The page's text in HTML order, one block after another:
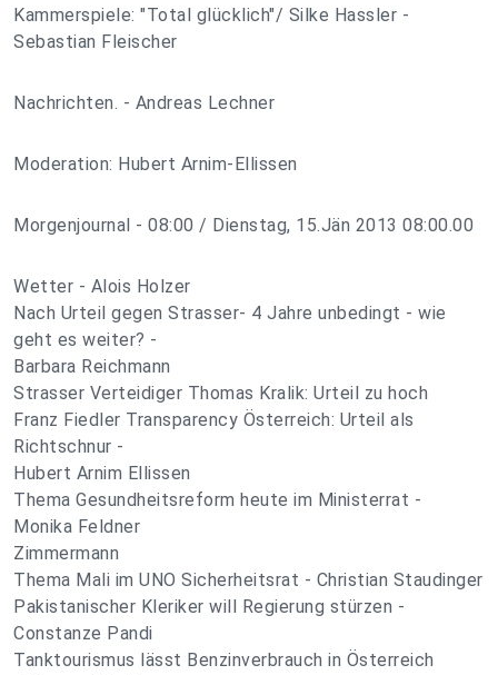
Kammerspiele: "Total glücklich"/ Silke Hassler -
Sebastian Fleischer
Nachrichten. - Andreas Lechner
Moderation: Hubert Arnim-Ellissen
Morgenjournal - 08:00 / Dienstag, 15.Jän 2013 08:00.00
Wetter - Alois Holzer
Nach Urteil gegen Strasser- 4 Jahre unbedingt - wie
geht es weiter? -
Barbara Reichmann
Strasser Verteidiger Thomas Kralik: Urteil zu hoch
Franz Fiedler Transparency Österreich: Urteil als
Richtschnur -
Hubert Arnim Ellissen
Thema Gesundheitsreform heute im Ministerrat -
Monika Feldner
Zimmermann
Thema Mali im UNO Sicherheitsrat - Christian Staudinger
Pakistanischer Kleriker will Regierung stürzen -
Constanze Pandi
Tanktourismus lässt Benzinverbrauch in Österreich